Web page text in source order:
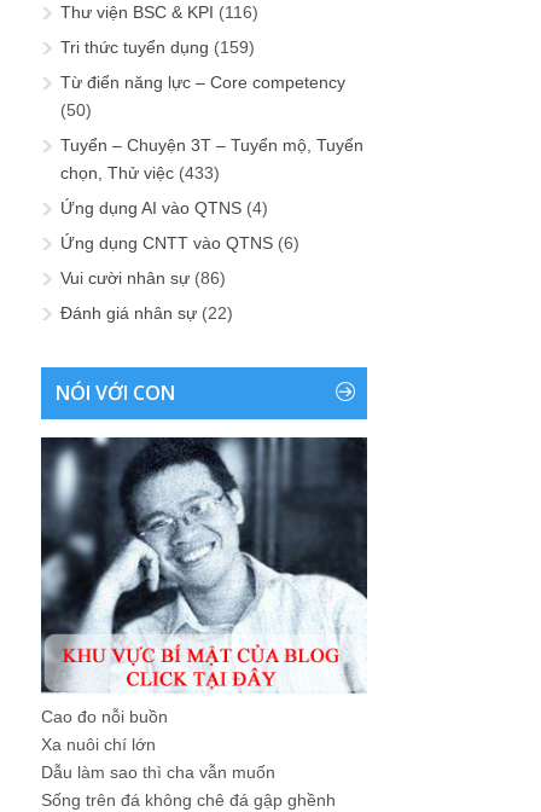
Thư viện BSC & KPI (116)
Tri thức tuyển dụng (159)
Từ điển năng lực – Core competency
(50)
Tuyển – Chuyện 3T – Tuyển mộ, Tuyển
chọn, Thử việc (433)
Ứng dụng AI vào QTNS (4)
Ứng dụng CNTT vào QTNS (6)
Vui cười nhân sự (86)
Đánh giá nhân sự (22)
NÓI VỚI CON
Cao đo nỗi buồn
Xa nuôi chí lớn
Dẫu làm sao thì cha vẫn muốn
Sống trên đá không chê đá gập ghềnh